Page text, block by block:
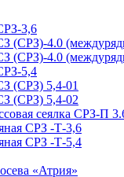
3,6
(СРЗ)-4.0
(СРЗ)-4.0
5,4
(СРЗ) 5,4-01
(СРЗ) 5,4-02
сеялка СРЗ-П
СРЗ -Т-3,6
СРЗ -Т-5,4
«Атрия»